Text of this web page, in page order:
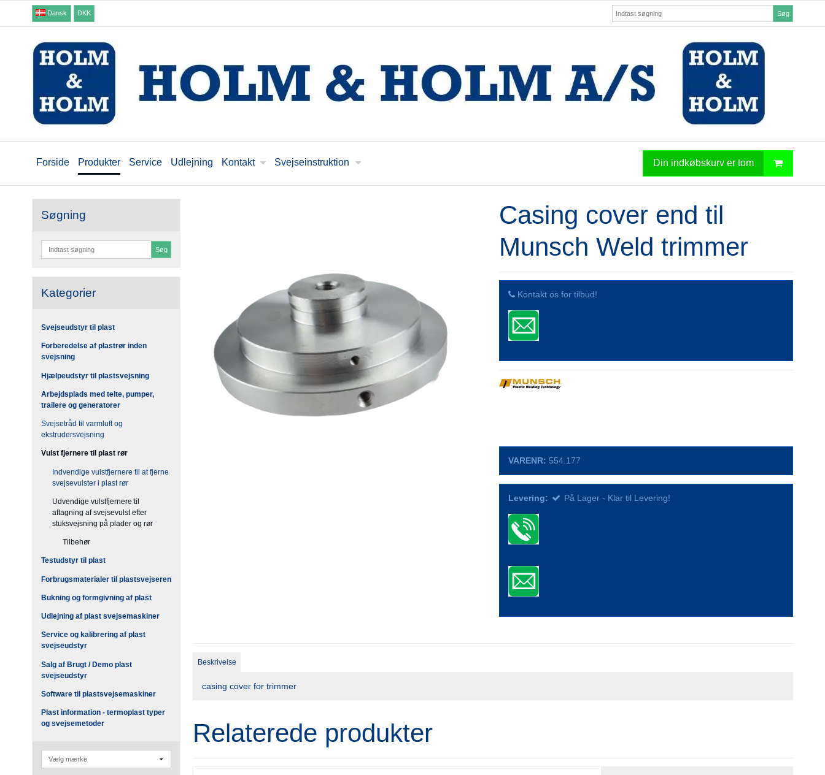
Dansk DKK Søg
Forside Produkter Service Udlejning Kontakt Svejseinstruktion Din indkøbskurv er tom
Søgning
Søg
Kategorier
Svejseudstyr til plast
Forberedelse af plastrør inden
svejsning
Hjælpeudstyr til plastsvejsning
Arbejdsplads med telte, pumper,
trailere og generatorer
Svejsetråd til varmluft og
ekstrudersvejsning
Vulst fjernere til plast rør
Indvendige vulstfjernere til at fjerne
svejsevulster i plast rør
Udvendige vulstfjernere til
aftagning af svejsevulst efter
stuksvejsning på plader og rør
Tilbehør
Testudstyr til plast
Forbrugsmaterialer til plastsvejseren
Bukning og formgivning af plast
Udlejning af plast svejsemaskiner
Service og kalibrering af plast
svejseudstyr
Salg af Brugt / Demo plast
svejseudstyr
Software til plastsvejsemaskiner
Plast information - termoplast typer
og svejsemetoder
Casing cover end til
Munsch Weld trimmer
Kontakt os for tilbud!
VARENR: 554.177
Levering: På Lager - Klar til Levering!
Beskrivelse
casing cover for trimmer
Relaterede produkter